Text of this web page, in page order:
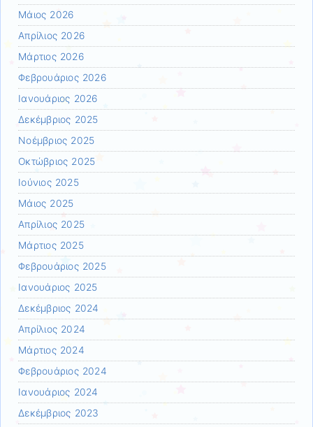
Μάιος 2026
Απρίλιος 2026
Μάρτιος 2026
Φεβρουάριος 2026
Ιανουάριος 2026
Δεκέμβριος 2025
Νοέμβριος 2025
Οκτώβριος 2025
Ιούνιος 2025
Μάιος 2025
Απρίλιος 2025
Μάρτιος 2025
Φεβρουάριος 2025
Ιανουάριος 2025
Δεκέμβριος 2024
Απρίλιος 2024
Μάρτιος 2024
Φεβρουάριος 2024
Ιανουάριος 2024
Δεκέμβριος 2023